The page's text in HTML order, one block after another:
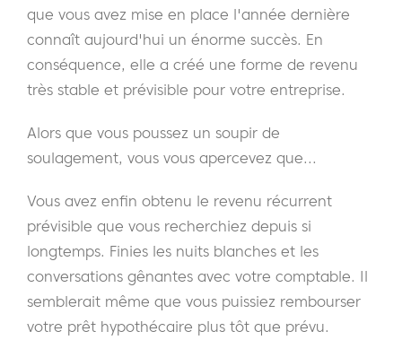
que vous avez mise en place l'année dernière
connaît aujourd'hui un énorme succès. En
conséquence, elle a créé une forme de revenu
très stable et prévisible pour votre entreprise.
Alors que vous poussez un soupir de
soulagement, vous vous apercevez que...
Vous avez enfin obtenu le revenu récurrent
prévisible que vous recherchiez depuis si
longtemps. Finies les nuits blanches et les
conversations gênantes avec votre comptable. Il
semblerait même que vous puissiez rembourser
votre prêt hypothécaire plus tôt que prévu.